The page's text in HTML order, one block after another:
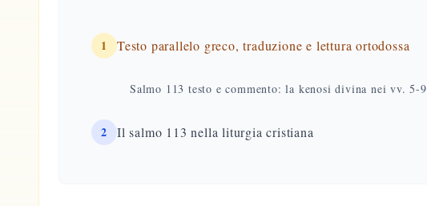
1 Testo parallelo greco, traduzione e lettura ortodossa
Salmo 113 testo e commento: la kenosi divina nei vv. 5-9
2 Il salmo 113 nella liturgia cristiana